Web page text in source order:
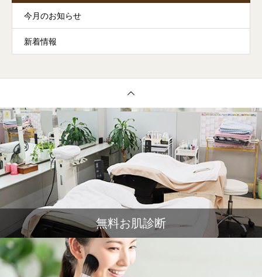
今月のお知らせ
新着情報
無料お肌診断